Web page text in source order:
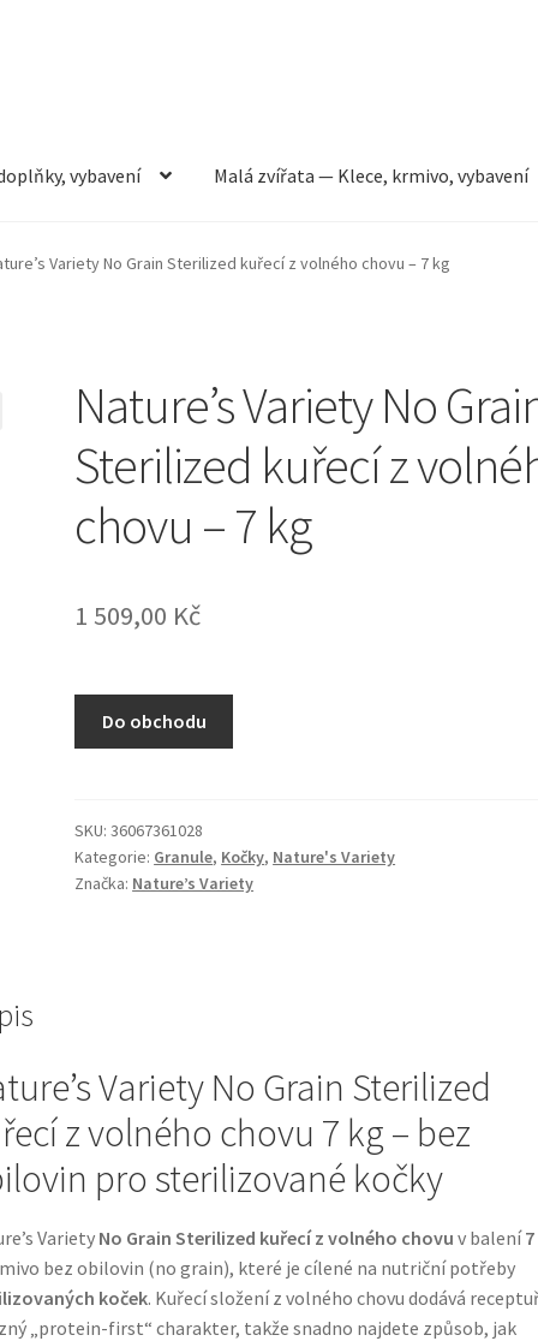
vybavení Malá zvířata — Klece, krmivo, vybavení
vybavení Můj účet ObchodPokladna Vše pro kočky
Variety No Grain Sterilized kuřecí z volného chovu – 7 kg
Nature’s Variety No
Sterilized kuřecí z
chovu – 7 kg
1 509,00 Kč
Do obchodu
SKU:36067361028
Kategorie: Granule, Kočky, Nature's Variety
Značka: Nature’s Variety
Variety No Grain Sterilized
z volného chovu 7 kg – bez
pro sterilizované kočky
Variety No Grain Sterilized kuřecí z volného chovu v balení
bez obilovin (no grain), které je cílené na nutriční potřeby
koček. Kuřecí složení z volného chovu dodává
„protein-first“ charakter, takže snadno najdete způsob, jak